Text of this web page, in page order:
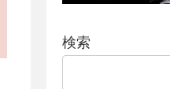
検索